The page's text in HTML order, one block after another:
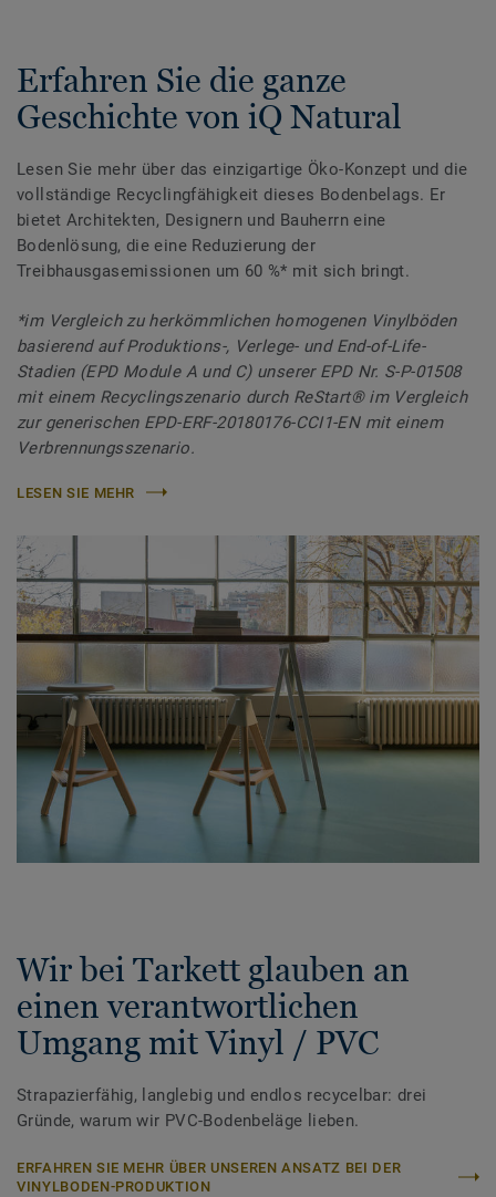
Erfahren Sie die ganze
Geschichte von iQ Natural
Lesen Sie mehr über das einzigartige Öko-Konzept und die
vollständige Recyclingfähigkeit dieses Bodenbelags. Er
bietet Architekten, Designern und Bauherrn eine
Bodenlösung, die eine Reduzierung der
Treibhausgasemissionen um 60 %* mit sich bringt.
*im Vergleich zu herkömmlichen homogenen Vinylböden
basierend auf Produktions-, Verlege- und End-of-Life-
Stadien (EPD Module A und C) unserer EPD Nr. S-P-01508
mit einem Recyclingszenario durch ReStart® im Vergleich
zur generischen EPD-ERF-20180176-CCI1-EN mit einem
Verbrennungsszenario.
LESEN SIE MEHR
Wir bei Tarkett glauben an
einen verantwortlichen
Umgang mit Vinyl / PVC
Strapazierfähig, langlebig und endlos recycelbar: drei
Gründe, warum wir PVC-Bodenbeläge lieben.
ERFAHREN SIE MEHR ÜBER UNSEREN ANSATZ BEI DER
VINYLBODEN-PRODUKTION